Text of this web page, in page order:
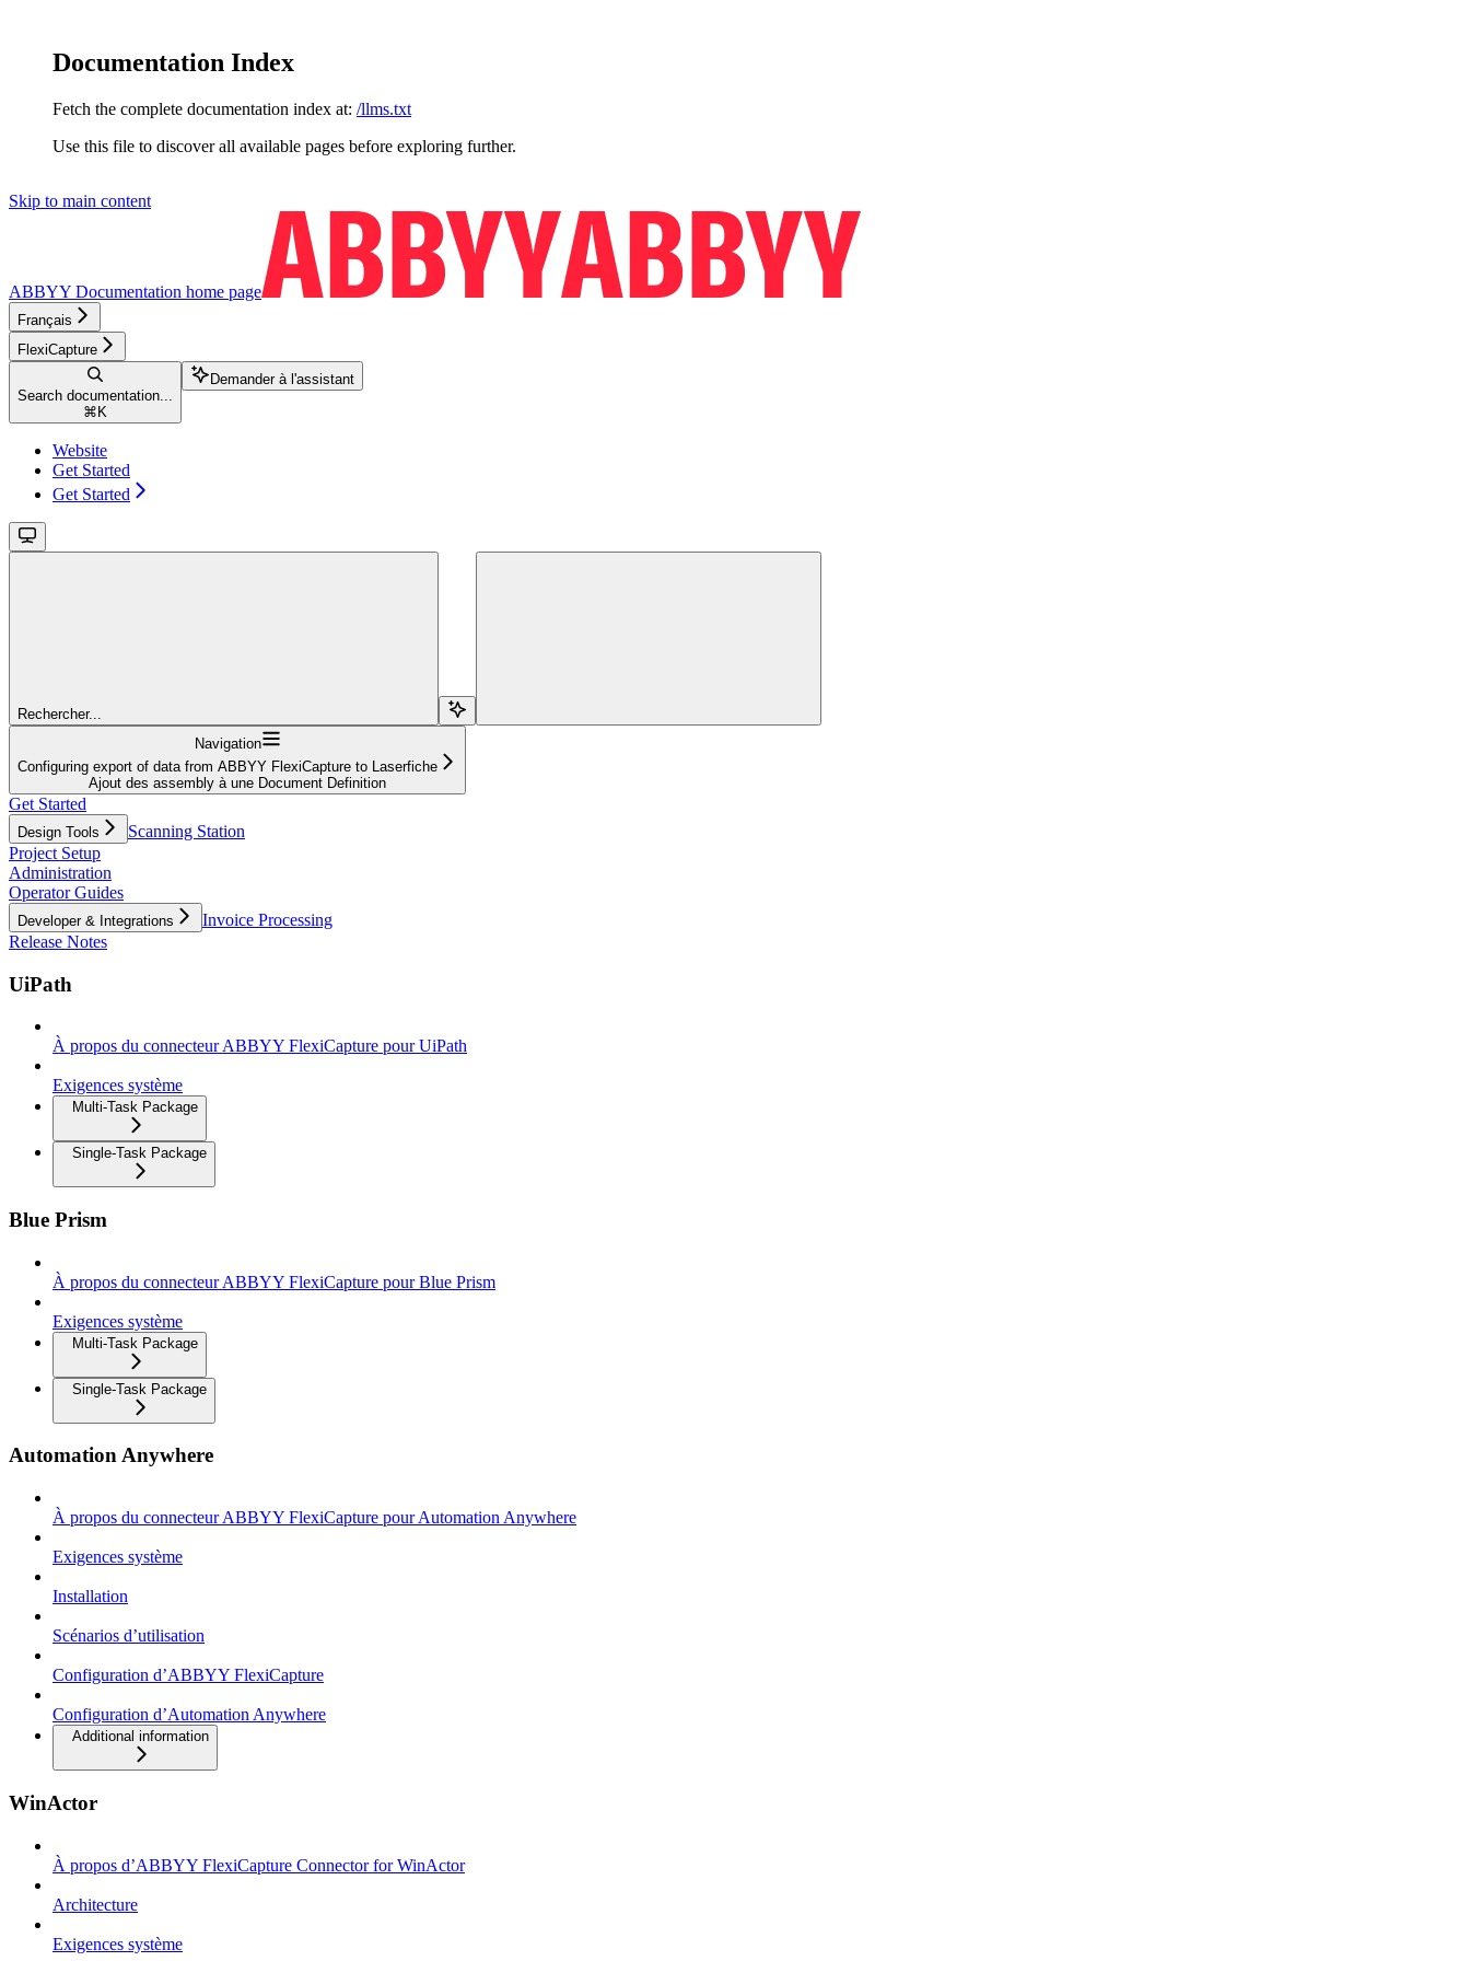
Documentation Index
Fetch the complete documentation index at: /llms.txt
Use this file to discover all available pages before exploring further.
Skip to main content
ABBYY Documentation home page
Français
FlexiCapture
Search documentation...
⌘ K
Demander à l'assistant
Website
Get Started
Get Started
Rechercher...
Navigation
Configuring export of data from ABBYY FlexiCapture to Laserfiche
Ajout des assembly à une Document Definition
Get Started
Design Tools
Scanning Station
Project Setup
Administration
Operator Guides
Developer & Integrations
Invoice Processing
Release Notes
UiPath
À propos du connecteur ABBYY FlexiCapture pour UiPath
Exigences système
Multi-Task Package
Single-Task Package
Blue Prism
À propos du connecteur ABBYY FlexiCapture pour Blue Prism
Exigences système
Multi-Task Package
Single-Task Package
Automation Anywhere
À propos du connecteur ABBYY FlexiCapture pour Automation Anywhere
Exigences système
Installation
Scénarios d’utilisation
Configuration d’ABBYY FlexiCapture
Configuration d’Automation Anywhere
Additional information
WinActor
À propos d’ABBYY FlexiCapture Connector for WinActor
Architecture
Exigences système